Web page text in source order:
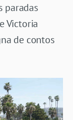
paradas
Victoria
de contos